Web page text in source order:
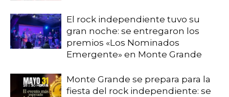
El rock independiente tuvo su
gran noche: se entregaron los
premios «Los Nominados
Emergente» en Monte Grande
Monte Grande se prepara para la
fiesta del rock independiente: se